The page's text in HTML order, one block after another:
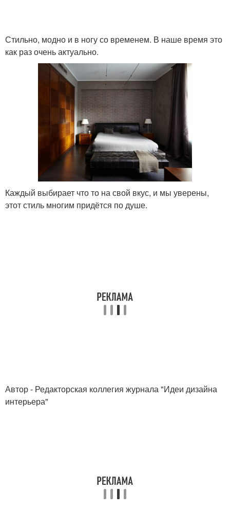
Стильно, модно и в ногу со временем. В наше время это
как раз очень актуально.
Каждый выбирает что то на свой вкус, и мы уверены,
этот стиль многим придётся по душе.
Автор - Редакторская коллегия журнала "Идеи дизайна
интерьера"